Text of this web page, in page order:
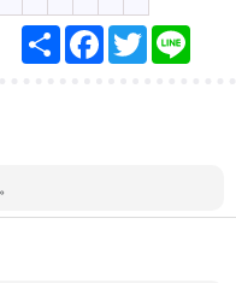
分
享
F
a
T
w